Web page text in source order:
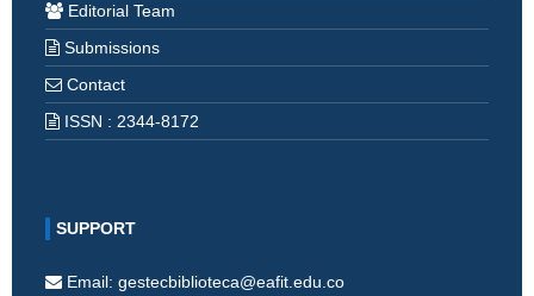
Editorial Team
Submissions
Contact
ISSN : 2344-8172
SUPPORT
Email: gestecbiblioteca@eafit.edu.co